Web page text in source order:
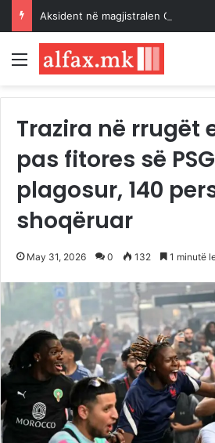
Menu
Trazira në rrugët
pas fitores së
plagosur, 140
shoqëruar
May 31, 2026 0 132 1 minutë